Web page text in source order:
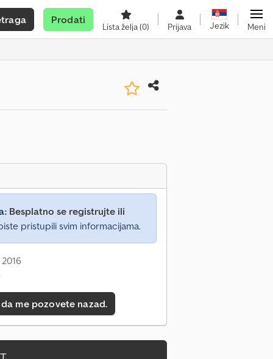
Prodati
Lista želja(0) Prijava Jezik Meni
Besplatno se registrujte ili
pristupili svim informacijama.
me pozovete nazad.